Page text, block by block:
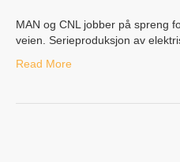
MAN og CNL jobber på spreng
veien. Serieproduksjon av
Read More